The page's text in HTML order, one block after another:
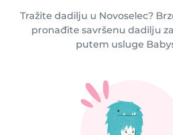
Tražite dadilju u Novoselec?
pronađite savršenu dadilju
putem usluge